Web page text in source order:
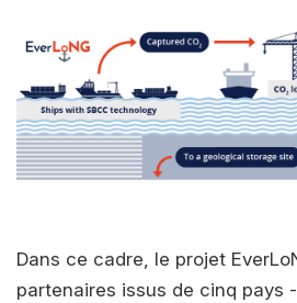
Dans ce cadre, le projet
partenaires issus de cinq pays